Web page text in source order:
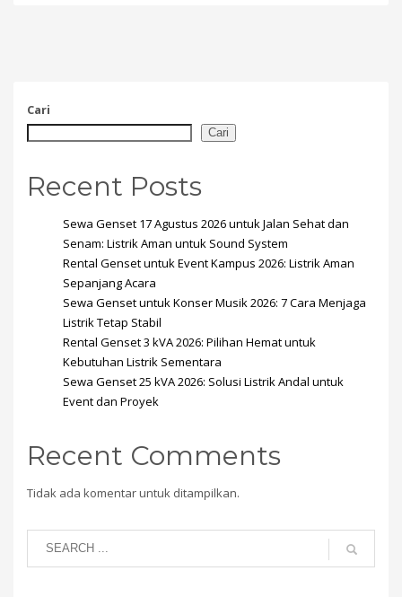
Cari
Cari
Recent Posts
Sewa Genset 17 Agustus 2026 untuk Jalan Sehat dan
Senam: Listrik Aman untuk Sound System
Rental Genset untuk Event Kampus 2026: Listrik Aman
Sepanjang Acara
Sewa Genset untuk Konser Musik 2026: 7 Cara Menjaga
Listrik Tetap Stabil
Rental Genset 3 kVA 2026: Pilihan Hemat untuk
Kebutuhan Listrik Sementara
Sewa Genset 25 kVA 2026: Solusi Listrik Andal untuk
Event dan Proyek
Recent Comments
Tidak ada komentar untuk ditampilkan.